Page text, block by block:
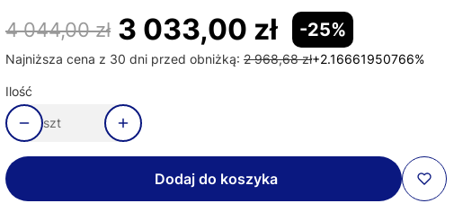
4 044,00 zł 3 033,00 zł -25%
Najniższa cena z 30 dni przed obniżką: 2 968,68 zł+2.16661950766%
Ilość
szt
Dodaj do koszyka